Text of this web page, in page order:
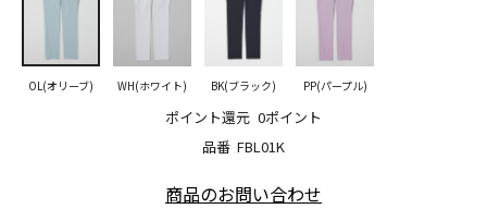
品番 FBL01K
ポイント還元 0ポイント
OL(オリーブ) WH(ホワイト) BK(ブラック) PP(パープル)
商品のお問い合わせ